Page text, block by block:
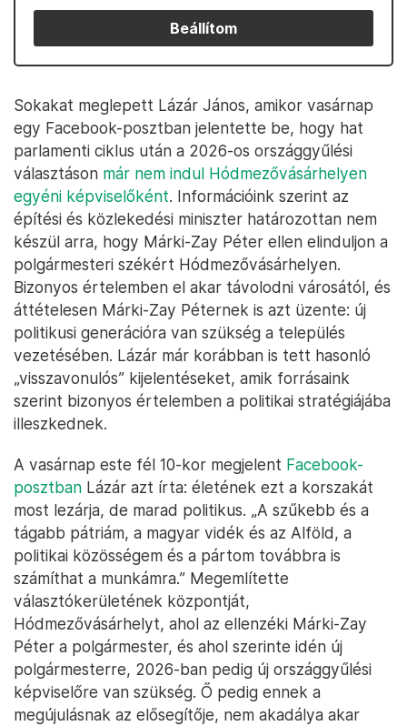
Beállítom
Sokakat meglepett Lázár János, amikor vasárnap
egy Facebook-posztban jelentette be, hogy hat
parlamenti ciklus után a 2026-os országgyűlési
választáson már nem indul Hódmezővásárhelyen
egyéni képviselőként. Információink szerint az
építési és közlekedési miniszter határozottan nem
készül arra, hogy Márki-Zay Péter ellen elinduljon a
polgármesteri székért Hódmezővásárhelyen.
Bizonyos értelemben el akar távolodni városától, és
áttételesen Márki-Zay Péternek is azt üzente: új
politikusi generációra van szükség a település
vezetésében. Lázár már korábban is tett hasonló
„visszavonulós” kijelentéseket, amik forrásaink
szerint bizonyos értelemben a politikai stratégiájába
illeszkednek.
A vasárnap este fél 10-kor megjelent Facebook-
posztban Lázár azt írta: életének ezt a korszakát
most lezárja, de marad politikus. „A szűkebb és a
tágabb pátriám, a magyar vidék és az Alföld, a
politikai közösségem és a pártom továbbra is
számíthat a munkámra.” Megemlítette
választókerületének központját,
Hódmezővásárhelyt, ahol az ellenzéki Márki-Zay
Péter a polgármester, és ahol szerinte idén új
polgármesterre, 2026-ban pedig új országgyűlési
képviselőre van szükség. Ő pedig ennek a
megújulásnak az elősegítője, nem akadálya akar